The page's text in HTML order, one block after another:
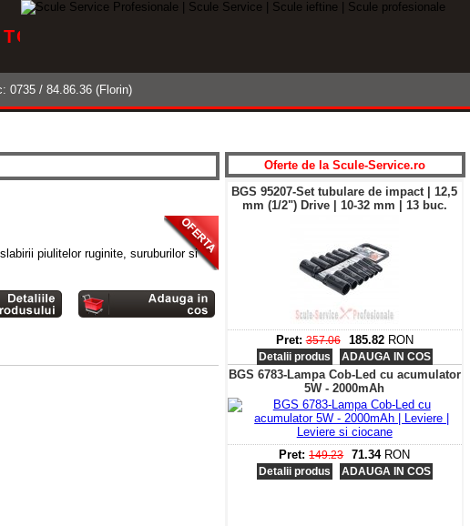
PRODUSELE- Verificati si COMPARATI
0735 / 84.86.36 (Florin)
piulitelor ruginite, suruburilor si
Oferte de laScule-Service.ro
BGS 95207-Set tubulare de impact | 12,5
mm (1/2") Drive | 10-32 mm | 13 buc.
Pret: 357.06 185.82RON
Detalii produs ADAUGA IN COS
BGS 6783-Lampa Cob-Led cu acumulator
5W - 2000mAh
Pret: 149.23 71.34RON
Detalii produs ADAUGA IN COS